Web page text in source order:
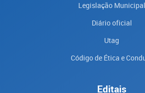
Legislação Municipal
Diário oficial
Utag
Código de Ética e
Editais